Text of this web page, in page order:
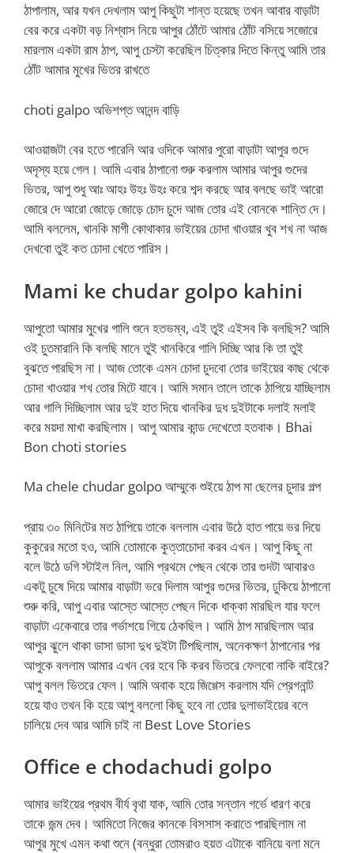
ঠাপালাম, আর যখন দেখলাম আপু কিছুটা শান্ত হয়েছে তখন আবার বাড়াটা
বের করে একটা বড় নিশ্বাস নিয়ে আপুর ঠোঁটে আমার ঠোঁট বসিয়ে সজোরে
মারলাম একটা রাম ঠাপ, আপু চেস্টা করেছিল চিত্কার দিতে কিন্তু আমি তার
ঠোঁট আমার মুখের ভিতর রাখতে
choti galpo অভিশপ্ত আনন্দ বাড়ি
আওয়াজটা বের হতে পারেনি আর ওদিকে আমার পুরো বাড়াটা আপুর গুদে
অদৃস্য হয়ে গেল। আমি এবার ঠাপানো শুরু করলাম আমার আপুর গুদের
ভিতর, আপু শুধু আঃ আহঃ উহঃ উহঃ করে শব্দ করছে আর বলছে ভাই আরো
জোরে দে আরো জোড়ে জোড়ে চোদ চুদে আজ তোর এই বোনকে শান্তি দে।
আমি বললেম, খানকি মাগী কোথাকার ভাইয়ের চোদা খাওয়ার খুব শখ না আজ
দেখবো তুই কত চোদা খেতে পারিস।
Mami ke chudar golpo kahini
আপুতো আমার মুখের গালি শুনে হতভম্ব, এই তুই এইসব কি বলছিস? আমি
ওই চুতমারানি কি বলছি মানে তুই খানকিরে গালি দিচ্ছি আর কি তা তুই
বুঝতে পারছিস না। আজ তোকে এমন চোদা চুদবো তোর ভাইয়ের কাছ থেকে
চোদা খাওয়ার শখ তোর মিটে যাবে। আমি সমান তালে তাকে ঠাপিয়ে যাচ্ছিলাম
আর গালি দিচ্ছিলাম আর দুই হাত দিয়ে খানকির দুধ দুইটাকে দলাই মলাই
করে ময়দা মাখা করছিলাম। আপু আমার কান্ড দেখেতো হতবাক। Bhai
Bon choti stories
Ma chele chudar golpo আম্মুকে শুইয়ে ঠাপ মা ছেলের চুদার গল্প
প্রায় ৩০ মিনিটের মত ঠাপিয়ে তাকে বললাম এবার উঠে হাত পায়ে ভর দিয়ে
কুকুরের মতো হও, আমি তোমাকে কুত্তাচোদা করব এখন। আপু কিছু না
বলে উঠে ডগি স্টাইল নিল, আমি প্রথমে পেছন থেকে তার গুদটা আবারও
একটু চুষে দিয়ে আমার বাড়াটা ভরে দিলাম আপুর গুদের ভিতর, ঢুকিয়ে ঠাপানো
শুরু করি, আপু এবার আস্তে আস্তে পেছন দিকে ধাক্কা মারছিল যার ফলে
বাড়াটা একেবারে তার গর্ভাশয়ে গিয়ে ঠেকছিল। আমি ঠাপ মারছিলাম আর
আপুর ঝুলে থাকা ডাসা ডাসা দুধ দুইটা টিপছিলাম, অনেকক্ষণ ঠাপানোর পর
আপুকে বললাম আমার এখন বের হবে কি করব ভিতরে ফেলবো নাকি বাইরে?
আপু বলল ভিতরে ফেল। আমি অবাক হয়ে জিগ্গেস করলাম যদি প্রেগনান্ট
হয়ে যাও তখন কি হয়ে আপু বললো কিছু হবে না তোর দুলাভাইয়ের বলে
চালিয়ে দেব আর আমি চাই না Best Love Stories
Office e chodachudi golpo
আমার ভাইয়ের প্রথম বীর্য বৃথা যাক, আমি তোর সন্তান গর্ভে ধারণ করে
তাকে জন্ম দেব। আমিতো নিজের কানকে বিসসাস করাতে পারছিলাম না
আপুর মুখে এমন কথা শুনে (বন্ধুরা তোমরাও হয়ত এটাকে বানিয়ে বলা মনে